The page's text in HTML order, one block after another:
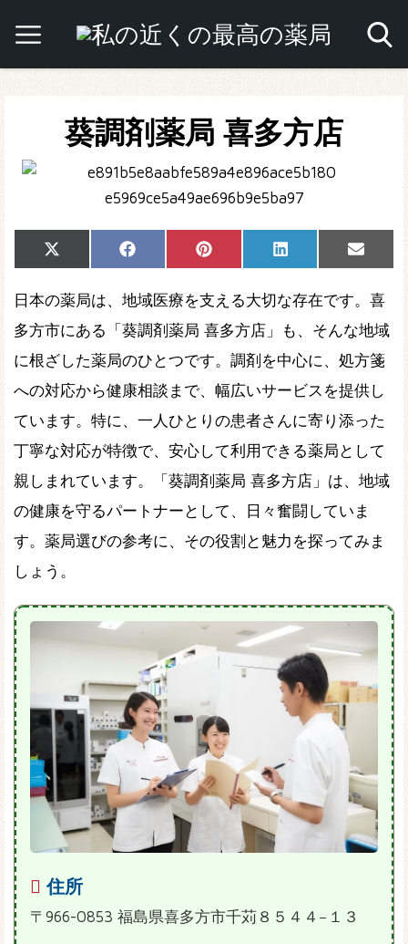
葵調剤薬局 喜多方店
Share
on
X
(Twitter)
Share
on
Facebook Share
on
Pinterest Share
on
LinkedIn
Share
on
Email
日本の薬局は、地域医療を支える大切な存在です。喜
多方市にある「葵調剤薬局 喜多方店」も、そんな地域
に根ざした薬局のひとつです。調剤を中心に、処方箋
への対応から健康相談まで、幅広いサービスを提供し
ています。特に、一人ひとりの患者さんに寄り添った
丁寧な対応が特徴で、安心して利用できる薬局として
親しまれています。「葵調剤薬局 喜多方店」は、地域
の健康を守るパートナーとして、日々奮闘していま
す。薬局選びの参考に、その役割と魅力を探ってみま
しょう。
住所
〒966-0853 福島県喜多方市千苅８５４４−１３